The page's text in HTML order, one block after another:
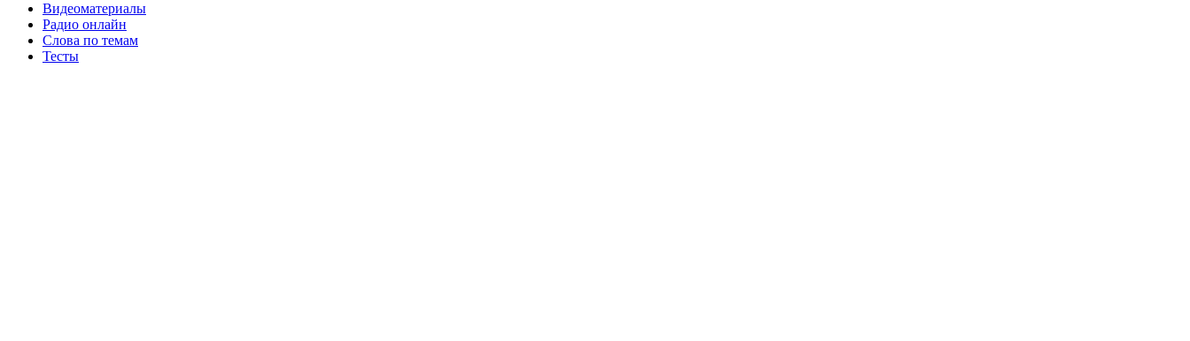
Видеоматериалы
Радио онлайн
Слова по темам
Тесты